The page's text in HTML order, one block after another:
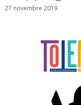
27 novembre 2019